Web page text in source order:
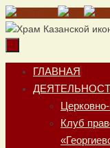
Перейти
к
Перейти
содержимому
ГЛАВНАЯ
Клуб